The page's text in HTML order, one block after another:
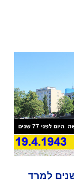
סרטון לציון 77 שנים למרד